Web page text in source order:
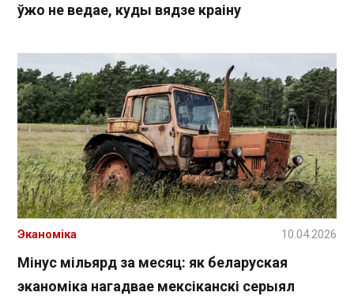
ўжо не ведае, куды вядзе краіну
Мінус мільярд за месяц: як беларуская
эканоміка нагадвае мексіканскі серыял
Эканоміка 10.04.2026